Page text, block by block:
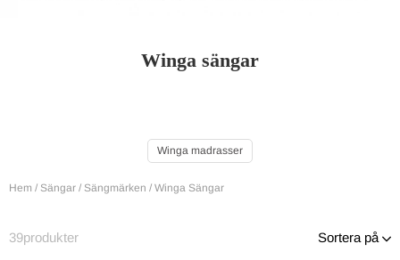
Winga sängar
Winga madrasser
Hem / Sängar / Sängmärken / Winga Sängar
39produkter Sortera på